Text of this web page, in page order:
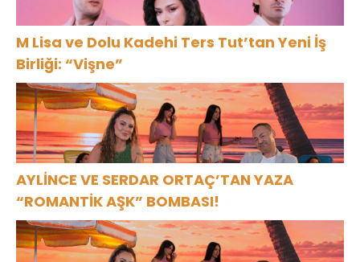
M Lisa ve Dolu Kadehi Ters Tut’tan Yeni İş
Birliği: “Vişne”
AYLİNCE VE SERDAR ORTAÇ’TAN YAZA
“ROMANTİK AŞK” BOMBASI!